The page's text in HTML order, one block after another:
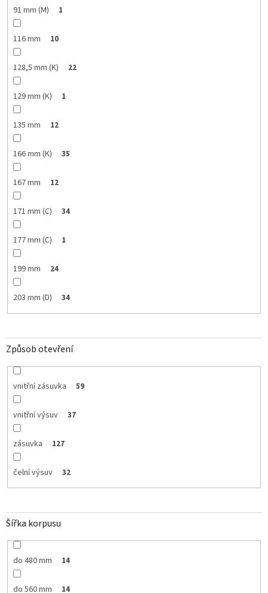
91 mm (M) 1
116 mm 10
128,5 mm (K) 22
129 mm (K) 1
135 mm 12
166 mm (K) 35
167 mm 12
171 mm (C) 34
177 mm (C) 1
199 mm 24
203 mm (D) 34
Způsob otevření
vnitřní zásuvka 59
vnitřní výsuv 37
zásuvka 127
čelní výsuv 32
Šířka korpusu
do 480 mm 14
do 560 mm 14